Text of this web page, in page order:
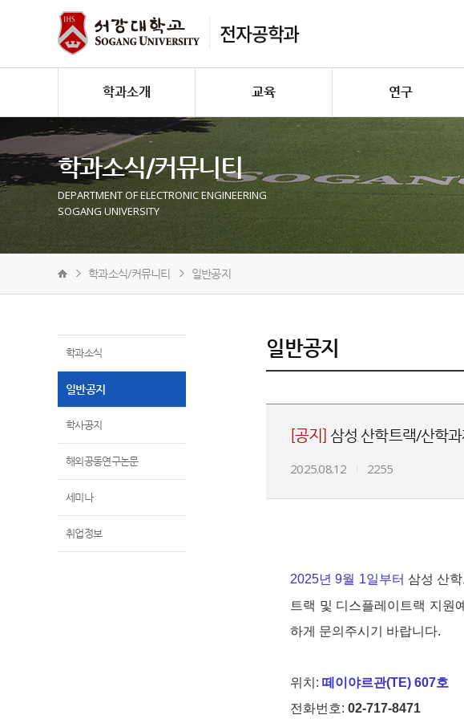
전자공학과
학과소개 교육 연구
학과소식/커뮤니티
DEPARTMENT OF ELECTRONIC ENGINEERING
SOGANG UNIVERSITY
학과소식/커뮤니티 일반공지
학과소식
일반공지
학사공지
해외공동연구논문
세미나
취업정보
일반공지
[공지] 삼성 산학트랙/산학
2025.08.12 2255
2025년 9월 1일부터 삼성 산
트랙 및 디스플레이트랙 지원
하게 문의주시기 바랍니다.
위치: 떼이야르관(TE) 607호
전화번호: 02-717-8471